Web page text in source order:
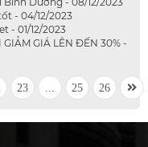
- 04/12/2023
- 01/12/2023
GIÁ LÊN ĐẾN 30% -
23 25 26